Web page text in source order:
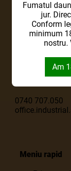
Industial
45944939 /
Soseaua
0740 707.050
Meniu rapid
Fumatul
jur.
Conform
minimum
nostru.
Am